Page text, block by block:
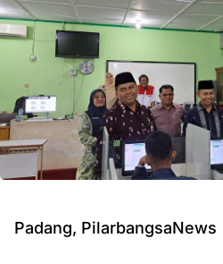
Padang, PilarbangsaNews